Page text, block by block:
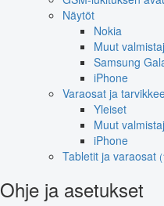
Näytöt
Nokia
Muut
Samsung
iPhone
Varaosat ja
Yleiset
Muut
iPhone
Tabletit ja varaosat
Ohje ja asetukset